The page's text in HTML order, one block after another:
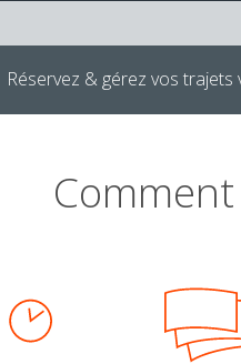
Réservez & gérez vos